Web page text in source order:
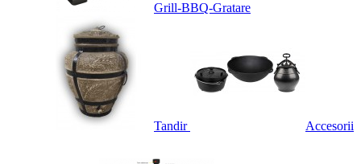
Grill-BBQ-Gratare
Tandir Accesorii